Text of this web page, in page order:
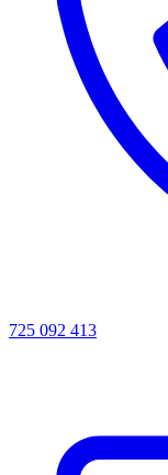
725 092 413